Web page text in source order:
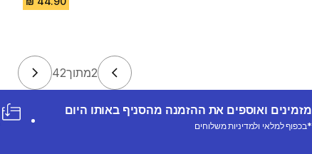
2מתוך42
מזמינים ואוספים את ההזמנה מהסניף באותו היום
*בכפוף למלאי ולמדיניות משלוחים